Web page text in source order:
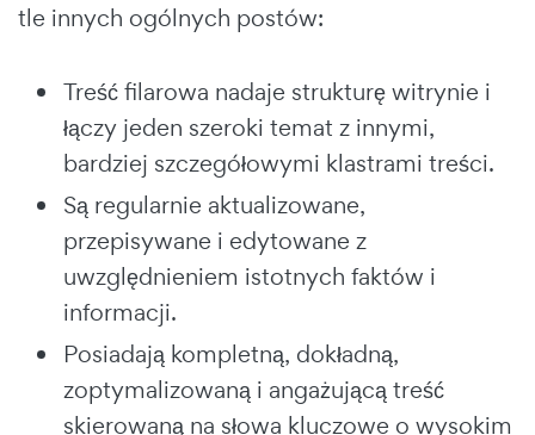
tle innych ogólnych postów:
Treść filarowa nadaje strukturę witrynie i
łączy jeden szeroki temat z innymi,
bardziej szczegółowymi klastrami treści.
Są regularnie aktualizowane,
przepisywane i edytowane z
uwzględnieniem istotnych faktów i
informacji.
Posiadają kompletną, dokładną,
zoptymalizowaną i angażującą treść
skierowaną na słowa kluczowe o wysokim